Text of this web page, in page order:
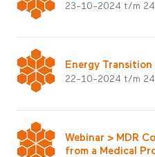
23-10-2024 t/m
Energy Transition
22-10-2024 t/m
Webinar > MDR
from a Medical